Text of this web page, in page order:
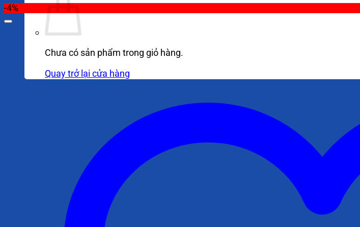
Chưa có sản phẩm trong giỏ hàng.
Quay trở lại cửa hàng
-4%